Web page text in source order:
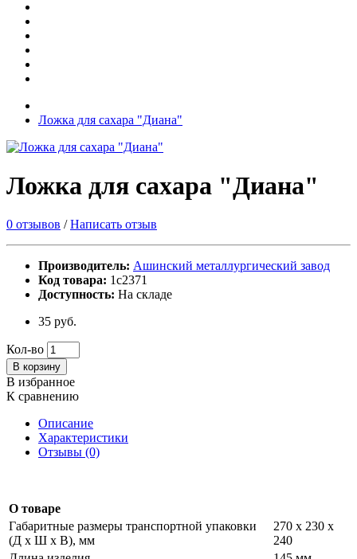
Ложка для сахара "Диана"
Ложка для сахара "Диана"
0 отзывов /Написать отзыв
Производитель: Ашинский металлургический завод
Код товара: 1с2371
Доступность: На складе
35 руб.
Кол-во
В корзину
В избранное
К сравнению
Описание
Характеристики
Отзывы (0)
О товаре
Габаритные размеры транспортной упаковки
(Д х Ш х В), мм
270 х 230 х
240